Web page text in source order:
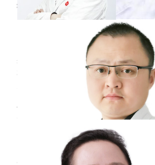
会出现乳房疼痛的表现，但这属于
能已经累积到肌肉或者皮肤。
睾丸 疼痛是怎么回事
淮安市中医院
三甲
睾丸疼痛有可能是睾丸炎引起的，
和慢性。其次，附睾和精索的部位
如附睾炎或者精索静脉曲张，导致
液循环不好，出现淤积、肿胀的症
会伴随隐隐的疼痛。睾丸疼痛一般
坐，同时适当的用温水冲洗或者用
酸胀、疼痛的症状。如果不能恢复
三叉神经痛的 疼痛 特点
北京大学第一医院
三甲
三叉神经痛的疼痛特点，符合神经